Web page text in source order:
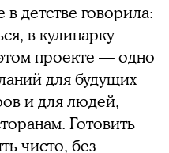
детстве говорила:
в кулинарку
проекте — одно
для будущих
и для людей,
Готовить
чисто, без